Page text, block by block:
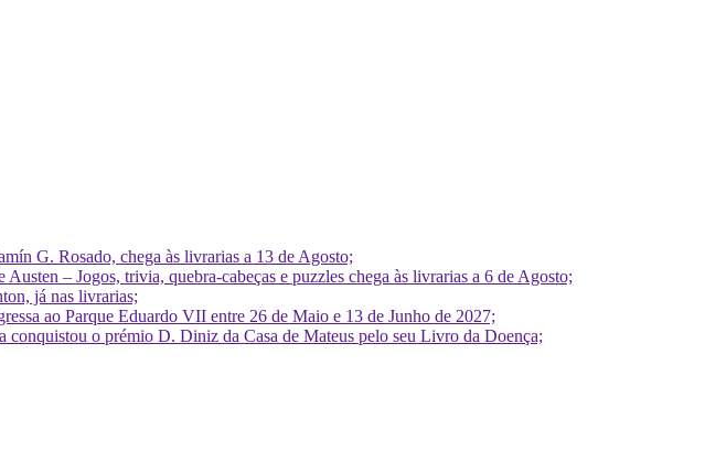
G. Rosado, chega às livrarias a 13 de Agosto;
Austen – Jogos, trivia, quebra-cabeças e puzzles chega às livrarias a 6 de Agosto;
já nas livrarias;
ao Parque Eduardo VII entre 26 de Maio e 13 de Junho de 2027;
conquistou o prémio D. Diniz da Casa de Mateus pelo seu Livro da Doença;